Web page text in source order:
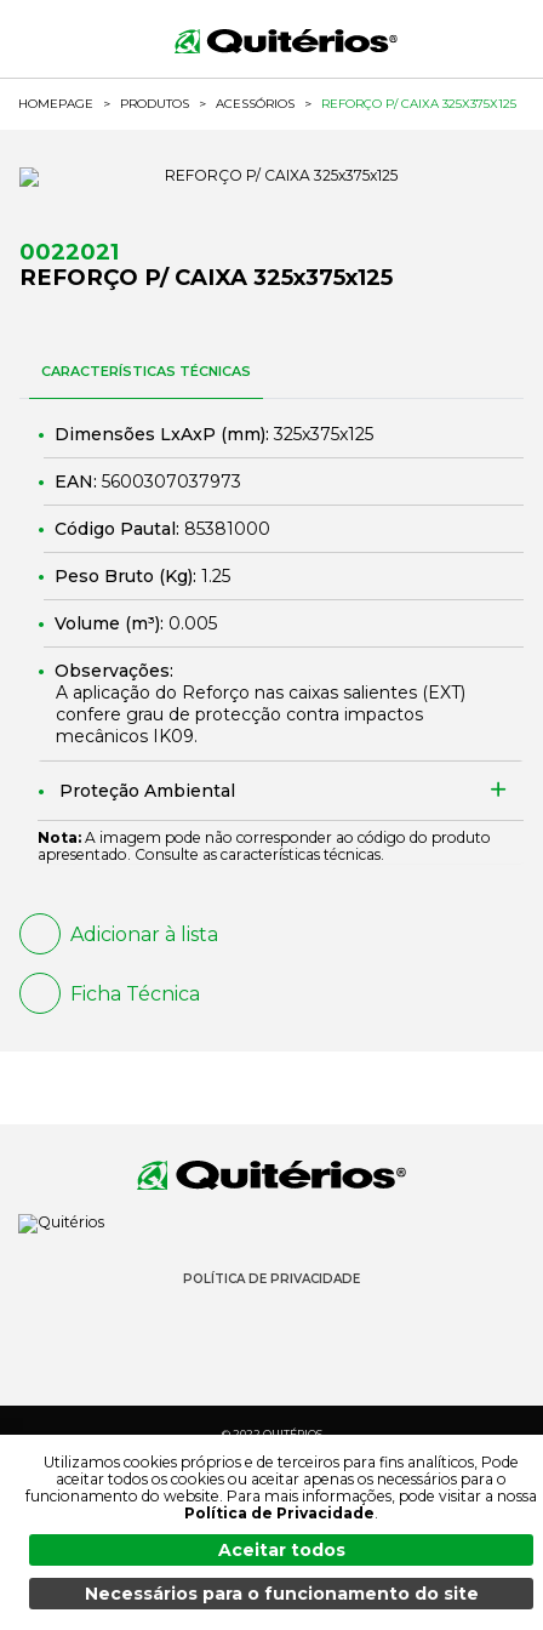
HOMEPAGE > PRODUTOS > ACESSÓRIOS > REFORÇO P/ CAIXA 325X375X125
0022021
REFORÇO P/ CAIXA 325x375x125
CARACTERÍSTICAS TÉCNICAS
Dimensões LxAxP (mm):325x375x125
EAN: 5600307037973
Código Pautal: 85381000
Peso Bruto (Kg): 1.25
Volume (m³): 0.005
Observações:
A aplicação do Reforço nas caixas salientes (EXT)
confere grau de protecção contra impactos
mecânicos IK09.
Proteção Ambiental
Nota: A imagem pode não corresponder ao código do produto
apresentado. Consulte as características técnicas.
Adicionar à lista
Ficha Técnica
POLÍTICA DE PRIVACIDADE
© 2022 QUITÉRIOS
TODOS OS DIREITOS RESERVADOS
MENU PESQUISA PRODUTOS PT
Utilizamos cookies próprios e de terceiros para fins analíticos, Pode
aceitar todos os cookies ou aceitar apenas os necessários para o
funcionamento do website. Para mais informações, pode visitar a nossa
Política de Privacidade.
Aceitar todos
Necessários para o funcionamento do site